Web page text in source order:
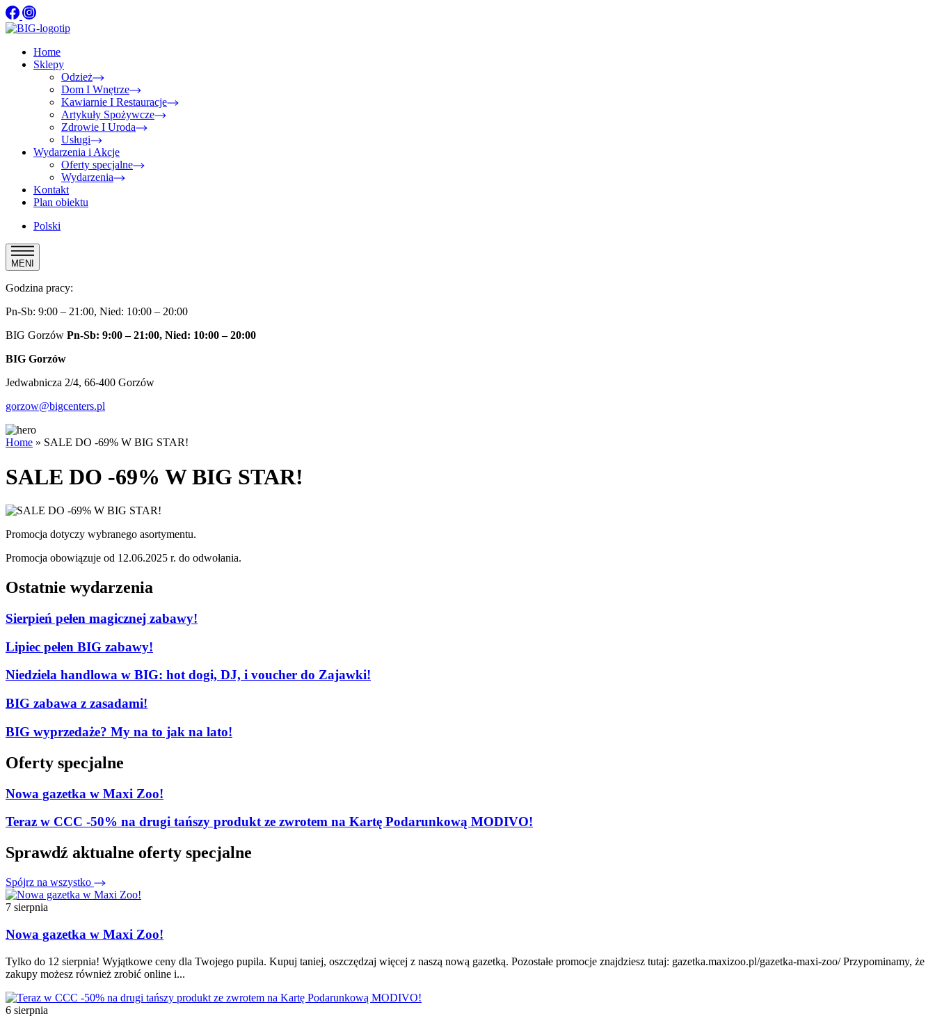
Home
Sklepy
Odzież
Dom I Wnętrze
Kawiarnie I Restauracje
Artykuły Spożywcze
Zdrowie I Uroda
Usługi
Wydarzenia i Akcje
Oferty specjalne
Wydarzenia
Kontakt
Plan obiektu
Polski
MENI
Godzina pracy:
Pn-Sb: 9:00 – 21:00, Nied: 10:00 – 20:00
BIG Gorzów Pn-Sb: 9:00 – 21:00, Nied: 10:00 – 20:00
BIG Gorzów
Jedwabnicza 2/4, 66-400 Gorzów
gorzow@bigcenters.pl
Home » SALE DO -69% W BIG STAR!
SALE DO -69% W BIG STAR!
Promocja dotyczy wybranego asortymentu.
Promocja obowiązuje od 12.06.2025 r. do odwołania.
Ostatnie wydarzenia
Sierpień pełen magicznej zabawy!
Lipiec pełen BIG zabawy!
Niedziela handlowa w BIG: hot dogi, DJ, i voucher do Zajawki!
BIG zabawa z zasadami!
BIG wyprzedaże? My na to jak na lato!
Oferty specjalne
Nowa gazetka w Maxi Zoo!
Teraz w CCC -50% na drugi tańszy produkt ze zwrotem na Kartę Podarunkową MODIVO!
Sprawdź aktualne oferty specjalne
Spójrz na wszystko
7 sierpnia
Nowa gazetka w Maxi Zoo!
Tylko do 12 sierpnia! Wyjątkowe ceny dla Twojego pupila. Kupuj taniej, oszczędzaj więcej z naszą nową gazetką. Pozostałe promocje znajdziesz tutaj: gazetka.maxizoo.pl/gazetka-maxi-zoo/ Przypominamy, że
zakupy możesz również zrobić online i...
6 sierpnia